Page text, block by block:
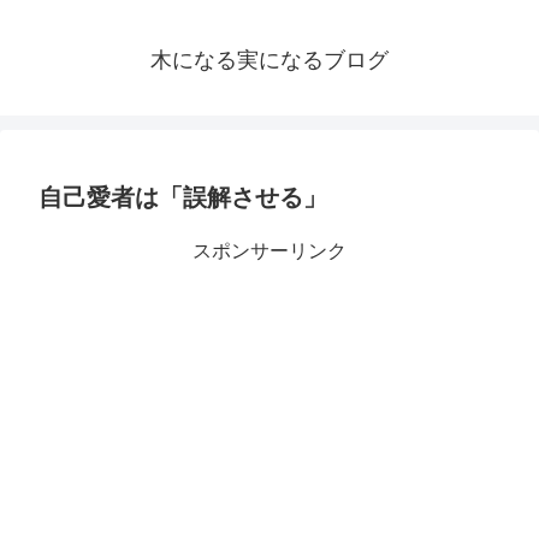
木になる実になるブログ
自己愛者は「誤解させる」
スポンサーリンク